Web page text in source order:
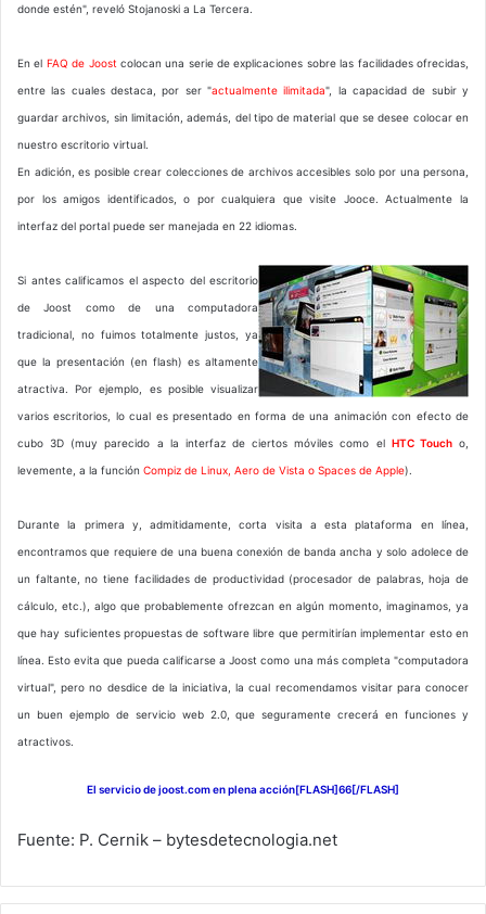
donde estén", reveló Stojanoski a La Tercera.
En el FAQ de Joost colocan una serie de explicaciones sobre las facilidades ofrecidas,
entre las cuales destaca, por ser "actualmente ilimitada", la capacidad de subir y
guardar archivos, sin limitación, además, del tipo de material que se desee colocar en
nuestro escritorio virtual.
En adición, es posible crear colecciones de archivos accesibles solo por una persona,
por los amigos identificados, o por cualquiera que visite Jooce. Actualmente la
interfaz del portal puede ser manejada en 22 idiomas.
Si antes calificamos el aspecto del escritorio
de Joost como de una computadora
tradicional, no fuimos totalmente justos, ya
que la presentación (en flash) es altamente
atractiva. Por ejemplo, es posible visualizar
varios escritorios, lo cual es presentado en forma de una animación con efecto de
cubo 3D (muy parecido a la interfaz de ciertos móviles como el HTC Toucho,
levemente, a la función Compiz de Linux, Aero de Vista o Spaces de Apple).
Durante la primera y, admitidamente, corta visita a esta plataforma en línea,
encontramos que requiere de una buena conexión de banda ancha y solo adolece de
un faltante, no tiene facilidades de productividad (procesador de palabras, hoja de
cálculo, etc.), algo que probablemente ofrezcan en algún momento, imaginamos, ya
que hay suficientes propuestas de software libre que permitirían implementar esto en
línea. Esto evita que pueda calificarse a Joost como una más completa "computadora
virtual", pero no desdice de la iniciativa, la cual recomendamos visitar para conocer
un buen ejemplo de servicio web 2.0, que seguramente crecerá en funciones y
atractivos.
El servicio de joost.com en plena acción[FLASH]66[/FLASH]
Fuente: P. Cernik – bytesdetecnologia.net